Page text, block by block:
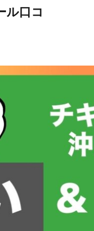
ル口コ